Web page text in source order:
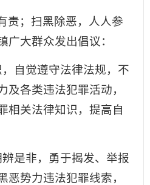
责；扫黑除恶，人人参
广大群众发出倡议：
自觉遵守法律法规，不
及各类违法犯罪活动，
相关法律知识，提高自
是非，勇于揭发、举报
恶势力违法犯罪线索，